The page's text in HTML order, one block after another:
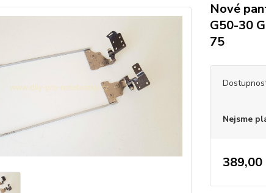
Nové
G50-30
75
Nejsme
389,00